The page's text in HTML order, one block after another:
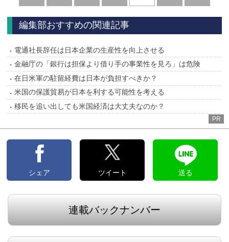
へ
へ
編集部おすすめの関連記事
電通社長辞任は日本企業の生産性を向上させる
金融庁の「銀行は担保より借り手の事業性を見ろ」は危険
在日米軍の駐留経費は日本が負担すべきか？
米国の保護貿易が日本を利する可能性を考える
移民を追い出しても米国経済は大丈夫なのか？
PR
シェア ツイート 送る
連載バックナンバー